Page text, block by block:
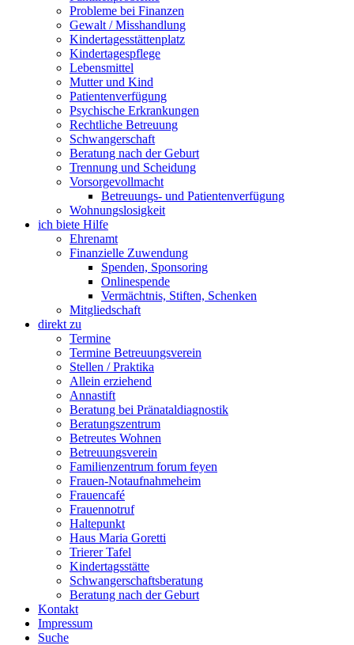
Probleme bei Finanzen
Gewalt / Misshandlung
Kindertagesstättenplatz
Kindertagespflege
Lebensmittel
Mutter und Kind
Patientenverfügung
Psychische Erkrankungen
Rechtliche Betreuung
Schwangerschaft
Beratung nach der Geburt
Trennung und Scheidung
Vorsorgevollmacht
Betreuungs- und Patientenverfügung
Wohnungslosigkeit
ich biete Hilfe
Ehrenamt
Finanzielle Zuwendung
Spenden, Sponsoring
Onlinespende
Vermächtnis, Stiften, Schenken
Mitgliedschaft
direkt zu
Termine
Termine Betreuungsverein
Stellen / Praktika
Allein erziehend
Annastift
Beratung bei Pränataldiagnostik
Beratungszentrum
Betreutes Wohnen
Betreuungsverein
Familienzentrum forum feyen
Frauen-Notaufnahmeheim
Frauencafé
Frauennotruf
Haltepunkt
Haus Maria Goretti
Trierer Tafel
Kindertagsstätte
Schwangerschaftsberatung
Beratung nach der Geburt
Kontakt
Impressum
Suche